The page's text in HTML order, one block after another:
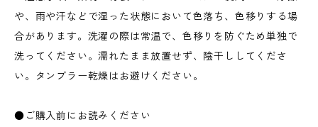
や、雨や汗などで湿った状態において色落ち、色移りする場
合があります。洗濯の際は常温で、色移りを防ぐため単独で
洗ってください。濡れたまま放置せず、陰干ししてくださ
い。タンブラー乾燥はお避けください。
●ご購入前にお読みください